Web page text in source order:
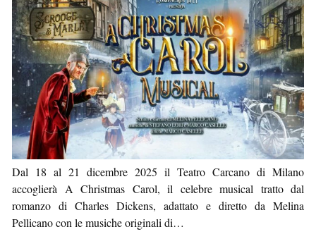
Dal 18 al 21 dicembre 2025 il Teatro Carcano di Milano
accoglierà A Christmas Carol, il celebre musical tratto dal
romanzo di Charles Dickens, adattato e diretto da Melina
Pellicano con le musiche originali di…